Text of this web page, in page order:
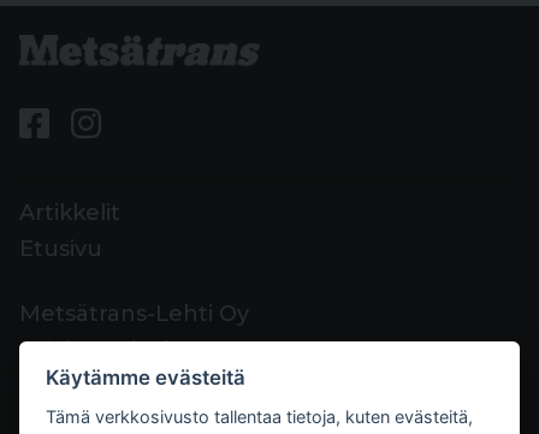
Artikkelit
Etusivu
Metsätrans-Lehti Oy
Asiakaspalvelu
Yhteystiedot
Palaute
Käytämme evästeitä
Tämä verkkosivusto tallentaa tietoja, kuten evästeitä,